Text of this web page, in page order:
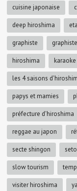
cuisine japonaise
deep hiroshima
graphiste
hiroshima karaoke
les 4 saisons
papys et mamies
préfecture d'hiroshima
reggae au japon
secte shingon
slow tourism
visiter hiroshima